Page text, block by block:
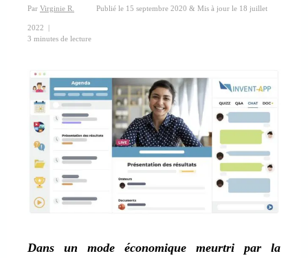
Par Virginie R. Publié le 15 septembre 2020 & Mis à jour le 18 juillet
2022 |
3 minutes de lecture
Dans un mode économique meurtri par la